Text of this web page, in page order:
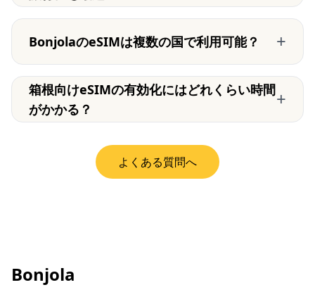
BonjolaのeSIMは複数の国で利用可能？ +
箱根向けeSIMの有効化にはどれくらい時間
がかかる？
+
よくある質問へ
Bonjola